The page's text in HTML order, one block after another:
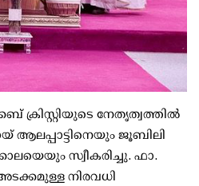
ക്രിസ്റ്റിയുടെ നേതൃത്വത്തിൽ
ആലപ്പാട്ടിനെയും ജൂബിലി
സ്വീകരിച്ചു. ഫാ.
നിരവധി